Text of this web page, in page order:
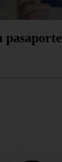
pasaporte